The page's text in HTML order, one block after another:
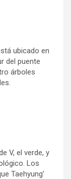
ubicado en
del puente
árboles
V, el verde, y
Los
Taehyung’